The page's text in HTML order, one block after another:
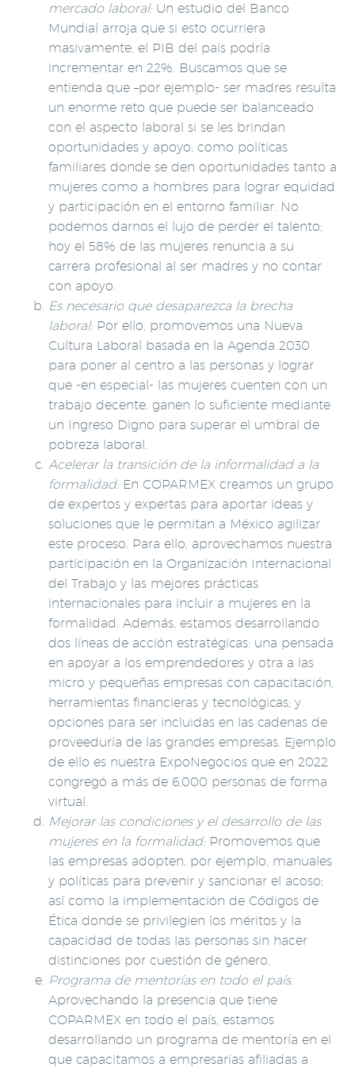
mercado laboral:Un estudio del Banco
Mundial arroja que si esto ocurriera
masivamente, el PIB del país podría
incrementar en 22%. Buscamos que se
entienda que –por ejemplo- ser madres resulta
un enorme reto que puede ser balanceado
con el aspecto laboral si se les brindan
oportunidades y apoyo, como políticas
familiares donde se den oportunidades tanto a
mujeres como a hombres para lograr equidad
y participación en el entorno familiar. No
podemos darnos el lujo de perder el talento;
hoy el 58% de las mujeres renuncia a su
carrera profesional al ser madres y no contar
con apoyo.
Es necesario que desaparezca la brecha
laboral:Por ello, promovemos una Nueva
Cultura Laboral basada en la Agenda 2030
para poner al centro a las personas y lograr
que -en especial- las mujeres cuenten con un
trabajo decente, ganen lo suficiente mediante
un Ingreso Digno para superar el umbral de
pobreza laboral.
Acelerar la transición de la informalidad a la
formalidad:En COPARMEX creamos un grupo
de expertos y expertas para aportar ideas y
soluciones que le permitan a México agilizar
este proceso. Para ello, aprovechamos nuestra
participación en la Organización Internacional
del Trabajo y las mejores prácticas
internacionales para incluir a mujeres en la
formalidad. Además, estamos desarrollando
dos líneas de acción estratégicas: una pensada
en apoyar a los emprendedores y otra a las
micro y pequeñas empresas con capacitación,
herramientas financieras y tecnológicas; y
opciones para ser incluidas en las cadenas de
proveeduría de las grandes empresas. Ejemplo
de ello es nuestra ExpoNegocios que en 2022
congregó a más de 6,000 personas de forma
virtual.
Mejorar las condiciones y el desarrollo de las
mujeres en la formalidad:Promovemos que
las empresas adopten, por ejemplo, manuales
y políticas para prevenir y sancionar el acoso;
así como la implementación de Códigos de
Ética donde se privilegien los méritos y la
capacidad de todas las personas sin hacer
distinciones por cuestión de género.
Programa de mentorías en todo el país.
Aprovechando la presencia que tiene
COPARMEX en todo el país, estamos
desarrollando un programa de mentoría en el
que capacitamos a empresarias afiliadas a